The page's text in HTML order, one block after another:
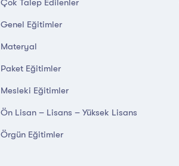
Çok Talep Edilenler
Genel Eğitimler
Materyal
Paket Eğitimler
Mesleki Eğitimler
Ön Lisan – Lisans – Yüksek Lisans
Örgün Eğitimler